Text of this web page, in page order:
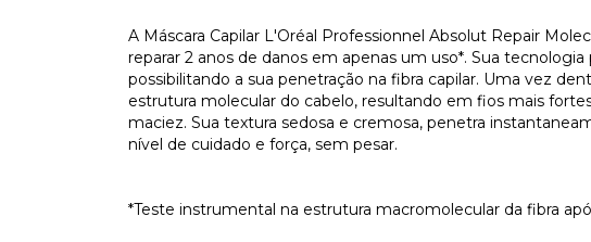
A Máscara Capilar L'Oréal Professionnel Absolut Repair
reparar 2 anos de danos em apenas um uso*. Sua
possibilitando a sua penetração na fibra capilar. Uma vez
estrutura molecular do cabelo, resultando em fios mais
maciez. Sua textura sedosa e cremosa, penetra
nível de cuidado e força, sem pesar.
*Teste instrumental na estrutura macromolecular da fibra